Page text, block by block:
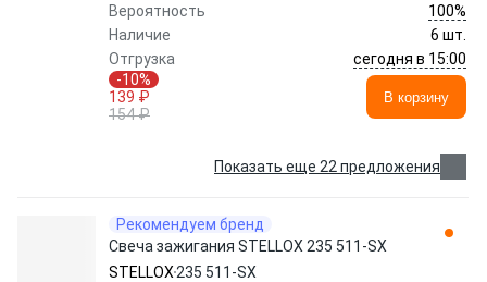
Вероятность
100%
Наличие
6 шт.
Отгрузка
сегодня в 15:00
-10%
139 ₽
154 ₽
В корзину
Показать еще 22 предложения
Рекомендуем бренд
Свеча зажигания STELLOX 235 511-SX
STELLOX 235 511-SX